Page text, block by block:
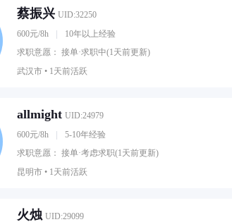
蔡振兴 UID:32250
600元/8h
10年以上经验
求职意愿： 接单·求职中(1天前更新)
武汉市 • 1天前活跃
allmight UID:24979
600元/8h
5-10年经验
求职意愿： 接单·考虑求职(1天前更新)
昆明市 • 1天前活跃
火烛 UID:29099